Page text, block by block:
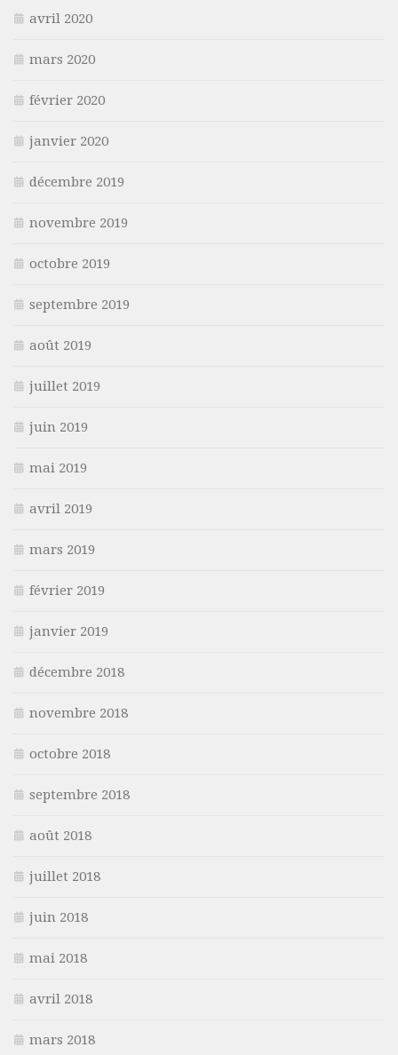
avril 2020
mars 2020
février 2020
janvier 2020
décembre 2019
novembre 2019
octobre 2019
septembre 2019
août 2019
juillet 2019
juin 2019
mai 2019
avril 2019
mars 2019
février 2019
janvier 2019
décembre 2018
novembre 2018
octobre 2018
septembre 2018
août 2018
juillet 2018
juin 2018
mai 2018
avril 2018
mars 2018